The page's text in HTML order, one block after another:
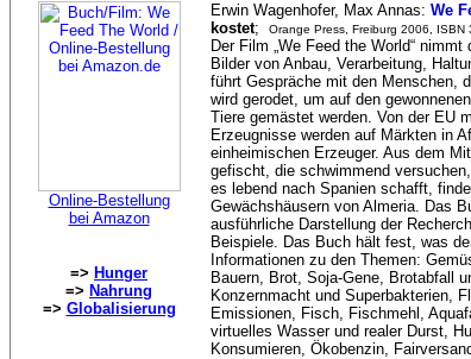
Online-Bestellung
bei Amazon
=> Hunger
=> Nahrung
=> Globalisierung
Erwin Wagenhofer, Max Annas: We
kostet; Orange Press, Freiburg 2006,
Der Film „We Feed the World“
Bilder von Anbau, Verarbeitung,
führt Gespräche mit den Menschen,
wird gerodet, um auf den
Tiere gemästet werden. Von der EU
Erzeugnisse werden auf Märkten in
einheimischen Erzeuger. Aus dem
gefischt, die schwimmend
es lebend nach Spanien schafft,
Gewächshäusern von Almeria. Das
ausführliche Darstellung der
Beispiele. Das Buch hält fest, was
Informationen zu den Themen:
Bauern, Brot, Soja-Gene, Brotabfall
Konzernmacht und Superbakterien,
Emissionen, Fisch, Fischmehl,
virtuelles Wasser und realer Durst,
Konsumieren, Ökobenzin,